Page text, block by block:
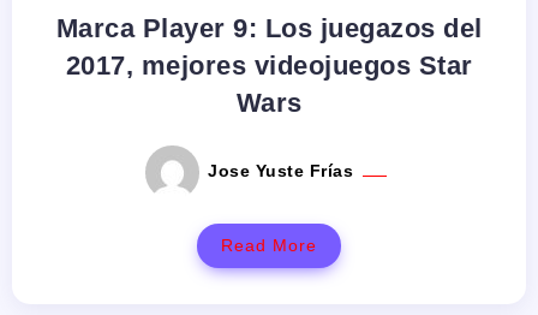
Marca Player 9: Los juegazos del
2017, mejores videojuegos Star
Wars
Jose Yuste Frías
Read More